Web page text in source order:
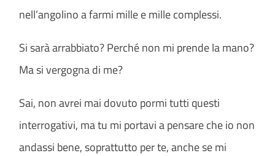
nell’angolino a farmi mille e mille complessi.
Si sarà arrabbiato? Perché non mi prende la mano?
Ma si vergogna di me?
Sai, non avrei mai dovuto pormi tutti questi
interrogativi, ma tu mi portavi a pensare che io non
andassi bene, soprattutto per te, anche se mi